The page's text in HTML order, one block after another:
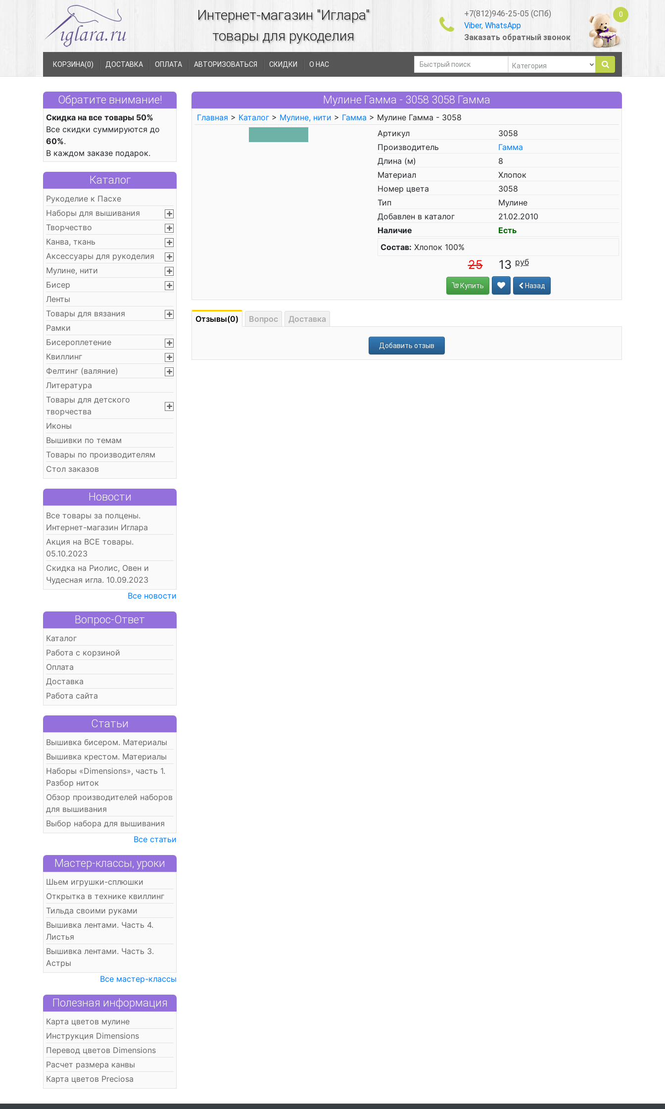
Интернет-магазин "Иглара"
товары для рукоделия
+7(812)946-25-05 (СПб)
Viber, WhatsApp
Заказать обратный звонок
0
КОРЗИНА(0) ДОСТАВКА ОПЛАТА АВТОРИЗОВАТЬСЯ СКИДКИ О НАС
Обратите внимание!
Скидка на все товары 50%
Все скидки суммируются до
60%.
В каждом заказе подарок.
Каталог
Рукоделие к Пасхе
Наборы для вышивания
Творчество
Канва, ткань
Аксессуары для рукоделия
Мулине, нити
Бисер
Ленты
Товары для вязания
Рамки
Бисероплетение
Квиллинг
Фелтинг (валяние)
Литература
Товары для детского
творчества
Иконы
Вышивки по темам
Товары по производителям
Стол заказов
Новости
Все товары за полцены.
Интернет-магазин Иглара
Акция на ВСЕ товары.
05.10.2023
Скидка на Риолис, Овен и
Чудесная игла. 10.09.2023
Все новости
Вопрос-Ответ
Каталог
Работа с корзиной
Оплата
Доставка
Работа сайта
Статьи
Вышивка бисером. Материалы
Вышивка крестом. Материалы
Наборы «Dimensions», часть 1.
Разбор ниток
Обзор производителей наборов
для вышивания
Выбор набора для вышивания
Все статьи
Мастер-классы, уроки
Шьем игрушки-сплюшки
Открытка в технике квиллинг
Тильда своими руками
Вышивка лентами. Часть 4.
Листья
Вышивка лентами. Часть 3.
Астры
Все мастер-классы
Полезная информация
Карта цветов мулине
Инструкция Dimensions
Перевод цветов Dimensions
Расчет размера канвы
Карта цветов Preciosa
Мулине Гамма - 3058 3058 Гамма
Главная > Каталог > Мулине, нити > Гамма > Мулине Гамма - 3058
Артикул
3058
Производитель
Гамма
Длина (м)
8
Материал
Хлопок
Номер цвета
3058
Тип
Мулине
Добавлен в каталог
21.02.2010
Наличие
Есть
Состав: Хлопок 100%
25 13
Купить Назад
Отзывы(0) Вопрос Доставка
Добавить отзыв